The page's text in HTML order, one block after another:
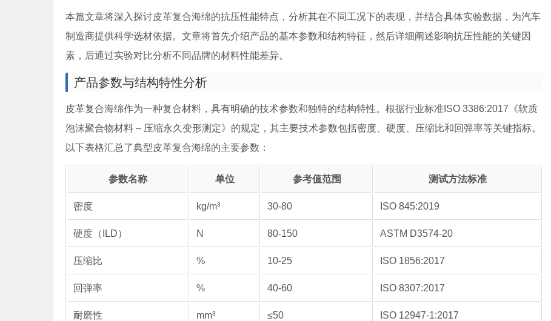
本篇文章将深入探讨皮革复合海绵的抗压性能特点，分析其在不同工况下的表现，并结合具体实验数据，为汽车
制造商提供科学选材依据。文章将首先介绍产品的基本参数和结构特征，然后详细阐述影响抗压性能的关键因
素，后通过实验对比分析不同品牌的材料性能差异。
产品参数与结构特性分析
皮革复合海绵作为一种复合材料，具有明确的技术参数和独特的结构特性。根据行业标准ISO 3386:2017《软质
泡沫聚合物材料 – 压缩永久变形测定》的规定，其主要技术参数包括密度、硬度、压缩比和回弹率等关键指标。
以下表格汇总了典型皮革复合海绵的主要参数：
参数名称 单位 参考值范围 测试方法标准
密度 kg/m³ 30-80 ISO 845:2019
硬度（ILD） N 80-150 ASTM D3574-20
压缩比 % 10-25 ISO 1856:2017
回弹率 % 40-60 ISO 8307:2017
耐磨性 mm³ ≤50 ISO 12947-1:2017